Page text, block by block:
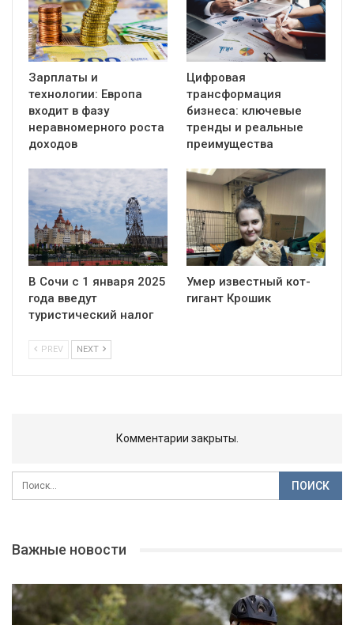
Зарплаты и
технологии: Европа
входит в фазу
неравномерного роста
доходов
Цифровая
трансформация
бизнеса: ключевые
тренды и реальные
преимущества
В Сочи с 1 января 2025
года введут
туристический налог
Умер известный кот-
гигант Крошик
PREV NEXT
Комментарии закрыты.
Важные новости